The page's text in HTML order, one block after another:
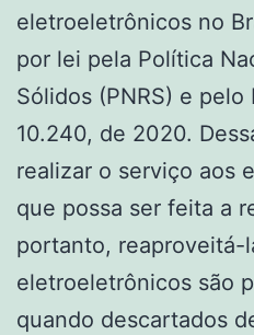
eletroeletrônicos no
por lei pela Política
Sólidos (PNRS) e pelo
10.240, de 2020.
realizar o serviço aos
que possa ser feita a
portanto, reaproveitá-
eletroeletrônicos são
quando descartados